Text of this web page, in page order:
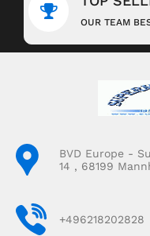
OUR TEAM
BVD Europe -
14 , 68199
+496218202828